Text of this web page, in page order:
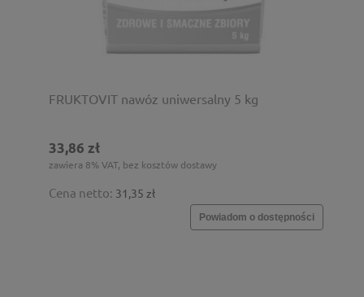
FRUKTOVIT nawóz uniwersalny 5 kg
33,86 zł
zawiera 8% VAT, bez kosztów dostawy
Cena netto: 31,35 zł
Powiadom o dostępności